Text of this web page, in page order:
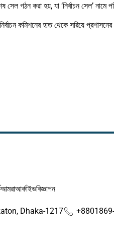
সেল গঠন করা হয়, যা ‘নির্বাচন সেল’ নামে
কমিশনের হাত থেকে সরিয়ে
আমরাআর্কাইভবিজ্ঞাপন
Dhaka-1217